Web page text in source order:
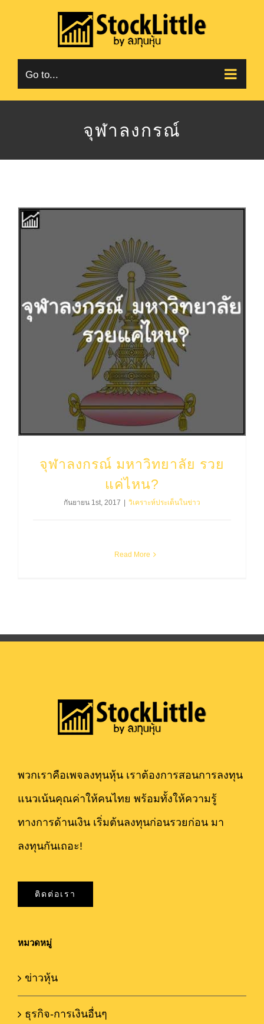
content
Go to...
จุฬาลงกรณ์
จุฬาลงกรณ์ มหาวิทยาลัย รวย
แค่ไหน?
กันยายน 1st, 2017 วิเคราะห์ประเด็นในข่าว
Read More
พวกเราคือเพจลงทุนหุ้น เราต้องการสอนการลงทุน
แนวเน้นคุณค่าให้คนไทย พร้อมทั้งให้ความรู้
ทางการด้านเงิน เริ่มต้นลงทุนก่อนรวยก่อน มา
ลงทุนกันเถอะ!
ติดต่อเรา
หมวดหมู่
ข่าวหุ้น
ธุรกิจ-การเงินอื่นๆ